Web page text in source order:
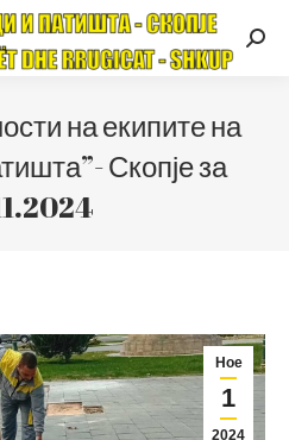
на екипите на
Скопје за
Ное
1
2024